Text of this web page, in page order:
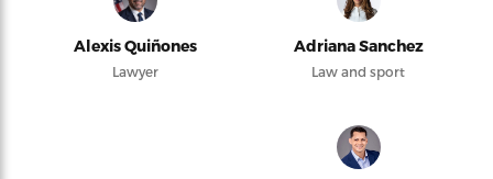
Alexis Quiñones
Lawyer
Adriana Sanchez
Law and sport